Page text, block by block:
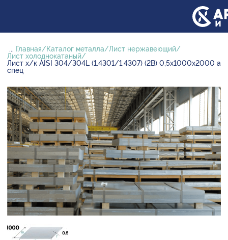
... Главная Каталог металла
Лист нержавеющий
Лист холоднокатаный
Лист х/к AISI 304/304L (1.4301/1.4307) (2B) 0,5х1000х2000 а
спец